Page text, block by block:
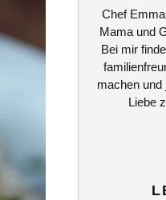
Chef
Mama und
Bei mir
machen und
Liebe